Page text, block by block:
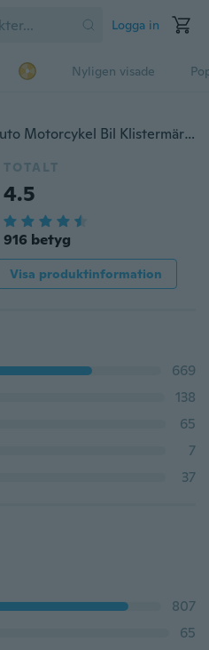
Logga in
Nyligen visade
2 ST 3D Ghost Skull Head Auto Motorcykel Bil Klistermärke Emblem Dekaler
TOTALT
4.5
916 betyg
Visa produktinformation
669
138
65
7
37
807
65